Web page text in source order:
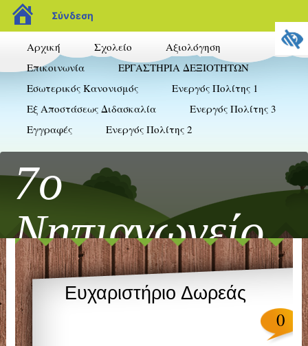
blogs.sch.gr
Σύνδεση
Αρχική Σχολείο
Αξιολόγηση
Επικοινωνία
ΕΡΓΑΣΤΗΡΙΑ ΔΕΞΙΟΤΗΤΩΝ
Εσωτερικός Κανονισμός
Ενεργός Πολίτης 1
Εξ Αποστάσεως Διδασκαλία
Ενεργός Πολίτης 3
Εγγραφές
Ενεργός Πολίτης 2
7ο
Νηπιαγωγείο
Ξάνθης
Ευχαριστήριο Δωρεάς
0